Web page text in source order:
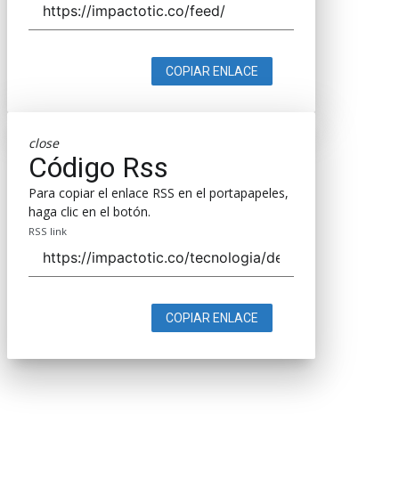
COPIAR ENLACE
close
Código Rss
Para copiar el enlace RSS en el portapapeles,
haga clic en el botón.
RSS link
COPIAR ENLACE